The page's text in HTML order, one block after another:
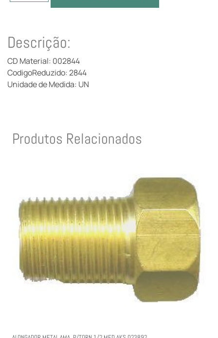
Descrição:
CD Material: 002844
CodigoReduzido: 2844
Unidade de Medida: UN
Produtos Relacionados